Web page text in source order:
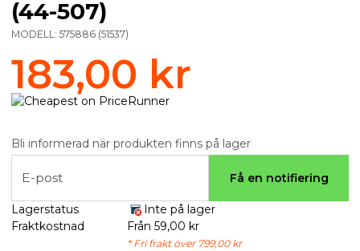
(44-507)
MODELL: 575886 (51537)
183,00 kr
Bli informerad när produkten finns på lager
E-post Få en notifiering
Lagerstatus
Inte på lager
Fraktkostnad
Från 59,00 kr
* Fri frakt över 799,00 kr